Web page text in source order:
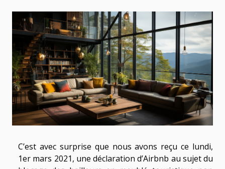
C’est avec surprise que nous avons reçu ce lundi,
1er mars 2021, une déclaration d’Airbnb au sujet du